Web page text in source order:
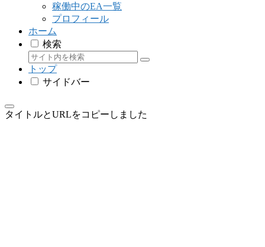
稼働中のEA一覧
プロフィール
ホーム
検索
トップ
サイドバー
タイトルとURLをコピーしました